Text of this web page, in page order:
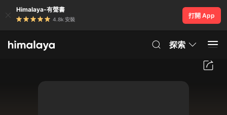
Himalaya-有聲書
4.8k 安裝
打開 App
探索